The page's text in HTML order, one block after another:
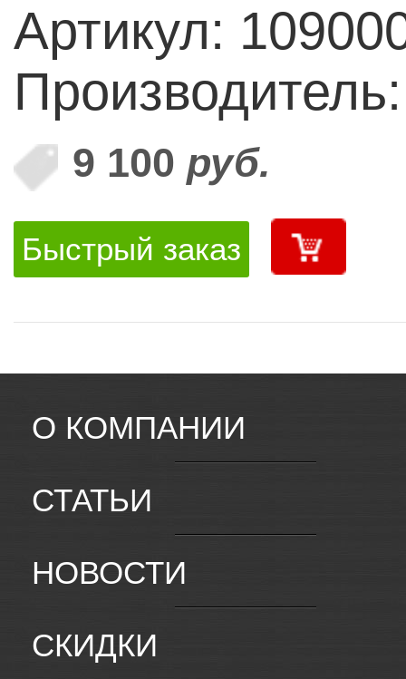
Артикул:
9 100 руб.
Быстрый заказ
О КОМПАНИИ
СТАТЬИ
НОВОСТИ
СКИДКИ